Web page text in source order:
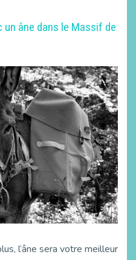
un âne dans le Massif de
l’âne sera votre meilleur